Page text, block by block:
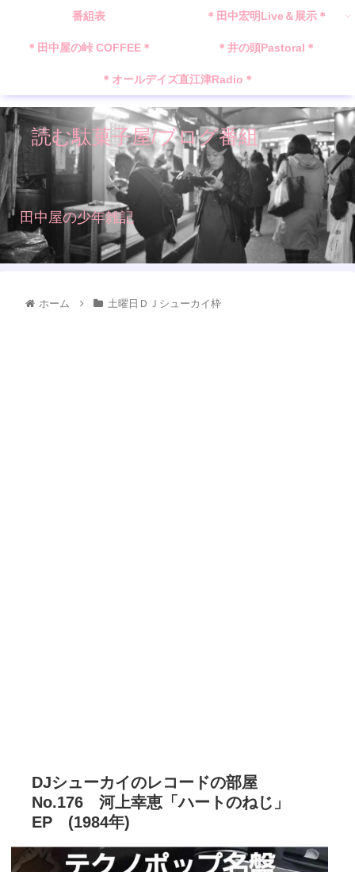
読む駄菓子屋/ブログ番組
田中屋の少年雑記
番組表 ＊田中宏明Live＆展示＊
＊田中屋の峠 COFFEE＊ ＊井の頭Pastoral＊
＊オールデイズ直江津Radio＊
ホーム 土曜日ＤＪシューカイ枠
DJシューカイのレコードの部屋
No.176 河上幸恵「ハートのねじ」
EP (1984年)